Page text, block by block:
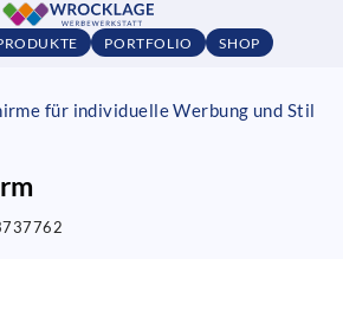
PORTFOLIO SHOP
für individuelle Werbung und Stil